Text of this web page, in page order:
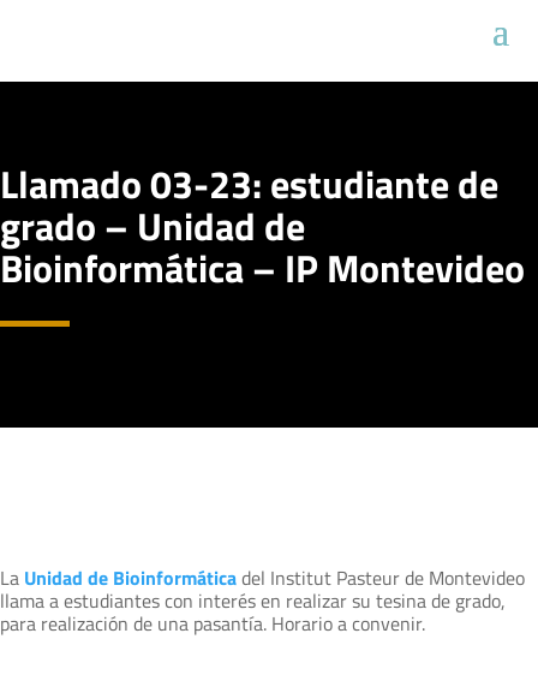
Llamado 03-23: estudiante de
grado – Unidad de
Bioinformática – IP Montevideo
La Unidad de Bioinformáticadel Institut Pasteur de Montevideo
llama a estudiantes con interés en realizar su tesina de grado,
para realización de una pasantía. Horario a convenir.